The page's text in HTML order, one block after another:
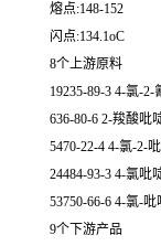
熔点:148-152
闪点:134.1oC
8个上游原料
19235-89-3 4-氯-2-
636-80-6 2-羧酸吡
5470-22-4 4-氯-2-
24484-93-3 4-氯吡
53750-66-6 4-氯-
9个下游产品